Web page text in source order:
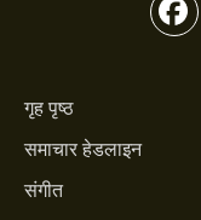
गृह पृष्ठ
समाचार हेडलाइन
संगीत